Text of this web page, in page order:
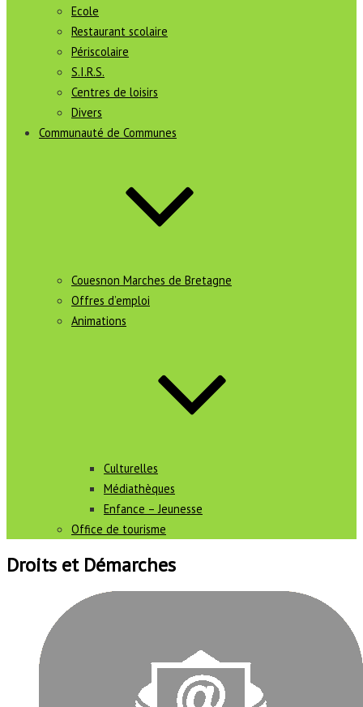
Ecole
Restaurant scolaire
Périscolaire
S.I.R.S.
Centres de loisirs
Divers
Communauté de Communes
Couesnon Marches de Bretagne
Offres d’emploi
Animations
Culturelles
Médiathèques
Enfance – Jeunesse
Office de tourisme
Droits et Démarches